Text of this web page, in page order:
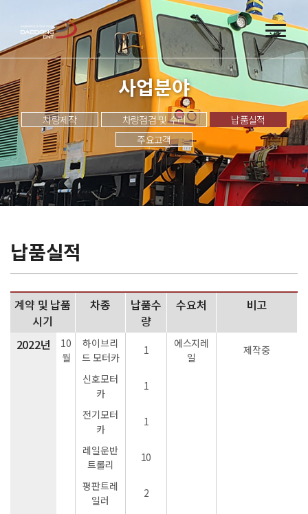
사업분야
차량제작 차량점검 및 수리
납품실적
주요고객
납품실적
계약 및 납품
시기
차종
납품수
량
수요처 비고
2022년
10
월
하이브리
드 모터카
1
에스지레
일
제작중
신호모터
카
1
전기모터
카
1
레일운반
트롤리
10
평판트레
일러
2